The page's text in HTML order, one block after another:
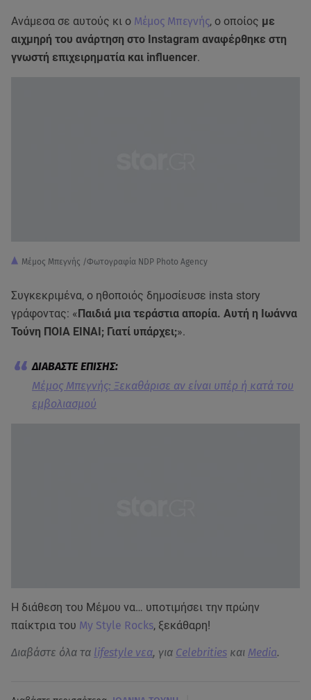
Ανάμεσα σε αυτούς κι ο Μέμος Μπεγνής, ο οποίος με
αιχμηρή του ανάρτηση στο Instagram αναφέρθηκε στη
γνωστή επιχειρηματία και influencer.
Μέμος Μπεγνής /Φωτογραφία NDP Photo Agency
Συγκεκριμένα, ο ηθοποιός δημοσίευσε insta story
γράφοντας: «Παιδιά μια τεράστια απορία. Αυτή η Ιωάννα
Τούνη ΠΟΙΑ ΕΙΝΑΙ; Γιατί υπάρχει;».
Μέμος Μπεγνής: Ξεκαθάρισε αν είναι υπέρ ή κατά του
εμβολιασμού
Η διάθεση του Μέμου να… υποτιμήσει την πρώην
παίκτρια του My Style Rocks, ξεκάθαρη!
Διαβάστε όλα τα lifestyle νεα, για Celebrities και Media.